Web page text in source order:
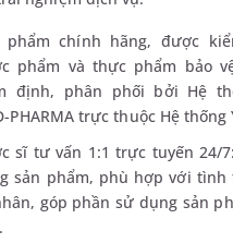
phẩm chính hãng, được
phẩm và thực phẩm bảo
định, phân phối bởi Hệ
PHARMA trực thuộc Hệ thống
sĩ tư vấn 1:1 trực tuyến 24/
sản phẩm, phù hợp với tình
góp phần sử dụng sản